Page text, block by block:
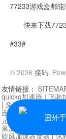
77233游戏盒都能
快来下载77233
#33#
© 2026 接码.
国外
友情链接：
quickq加速器 | 飞驰
| 免费vqn加速外网
器| 快柠檬加速器 |
元机场加速器
|一元
果加速器
旋风加速器度器|讯